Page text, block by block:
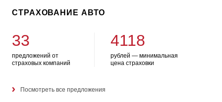
СТРАХОВАНИЕ АВТО
33
предложений от
страховых компаний
4118
рублей — минимальная
цена страховки
Посмотреть все предложения